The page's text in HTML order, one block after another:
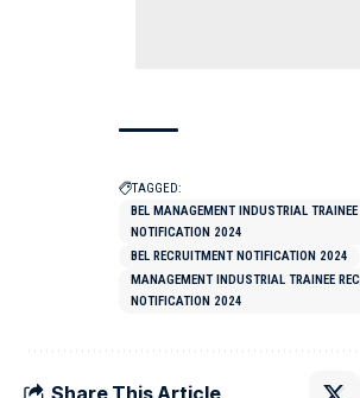
TAGGED:
BEL MANAGEMENT INDUSTRIAL
NOTIFICATION 2024
BEL RECRUITMENT NOTIFICATION 2024
MANAGEMENT INDUSTRIAL TRAINEE
NOTIFICATION 2024